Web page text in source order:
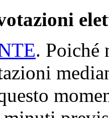
. Poiché